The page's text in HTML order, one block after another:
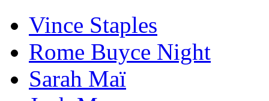
Vince Staples
Rome Buyce Night
Sarah Maï